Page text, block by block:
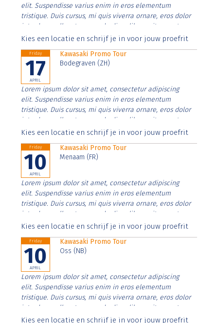
elit. Suspendisse varius enim in eros elementum
tristique. Duis cursus, mi quis viverra ornare, eros dolor
interdum nulla, ut commodo diam libero vitae erat.
Aenean faucibus nibh et justo cursus id rutrum lorem
Kies een locatie en schrijf je in voor jouw proefrit
Friday
17
APRIL
Kawasaki Promo Tour
Bodegraven (ZH)
Lorem ipsum dolor sit amet, consectetur adipiscing
elit. Suspendisse varius enim in eros elementum
tristique. Duis cursus, mi quis viverra ornare, eros dolor
interdum nulla, ut commodo diam libero vitae erat.
Aenean faucibus nibh et justo cursus id rutrum lorem
Kies een locatie en schrijf je in voor jouw proefrit
Friday
10
APRIL
Kawasaki Promo Tour
Menaam (FR)
Lorem ipsum dolor sit amet, consectetur adipiscing
elit. Suspendisse varius enim in eros elementum
tristique. Duis cursus, mi quis viverra ornare, eros dolor
interdum nulla, ut commodo diam libero vitae erat.
Aenean faucibus nibh et justo cursus id rutrum lorem
Kies een locatie en schrijf je in voor jouw proefrit
Friday
10
APRIL
Kawasaki Promo Tour
Oss (NB)
Lorem ipsum dolor sit amet, consectetur adipiscing
elit. Suspendisse varius enim in eros elementum
tristique. Duis cursus, mi quis viverra ornare, eros dolor
interdum nulla, ut commodo diam libero vitae erat.
Aenean faucibus nibh et justo cursus id rutrum lorem
Kies een locatie en schrijf je in voor jouw proefrit